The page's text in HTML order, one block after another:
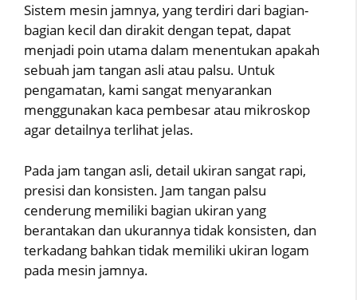
Sistem mesin jamnya, yang terdiri dari bagian-
bagian kecil dan dirakit dengan tepat, dapat
menjadi poin utama dalam menentukan apakah
sebuah jam tangan asli atau palsu. Untuk
pengamatan, kami sangat menyarankan
menggunakan kaca pembesar atau mikroskop
agar detailnya terlihat jelas.
Pada jam tangan asli, detail ukiran sangat rapi,
presisi dan konsisten. Jam tangan palsu
cenderung memiliki bagian ukiran yang
berantakan dan ukurannya tidak konsisten, dan
terkadang bahkan tidak memiliki ukiran logam
pada mesin jamnya.